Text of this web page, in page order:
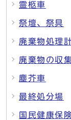
霊柩車
祭壇、祭具
廃棄物処理
廃棄物の収
塵芥車
最終処分場
国民健康保